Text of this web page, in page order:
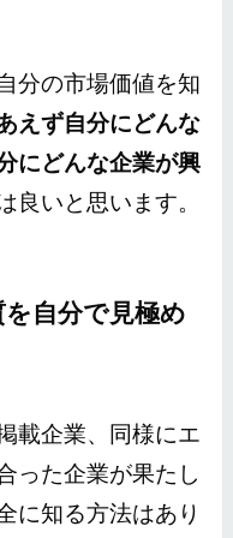
分の市場価値を知
えず自分にどんな
にどんな企業が興
良いと思います。
自分で見極め
載企業、同様にエ
った企業が果たし
に知る方法はあり